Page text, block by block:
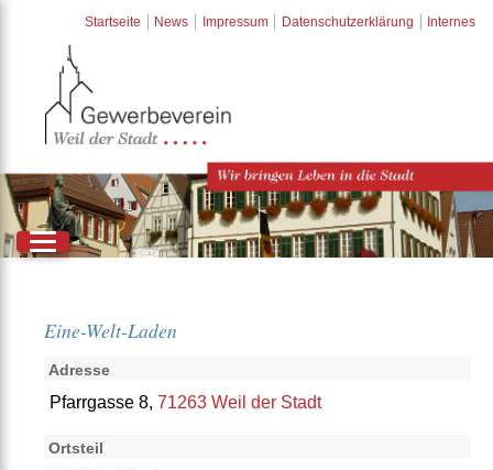
Startseite News Impressum Datenschutzerklärung Internes
Eine-Welt-Laden
Adresse
Pfarrgasse 8, 71263 Weil der Stadt
Ortsteil